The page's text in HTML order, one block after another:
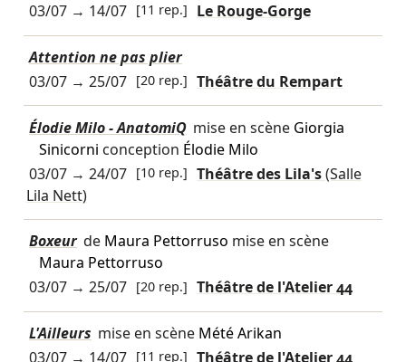
03/07→ 14/07 [11 rep.] Le Rouge-Gorge
Attention ne pas plier
03/07→ 25/07 [20 rep.] Théâtre du Rempart
Élodie Milo - AnatomiQ mise en scène Giorgia
Sinicorni conception Élodie Milo
03/07→ 24/07 [10 rep.] Théâtre des Lila's(Salle
Lila Nett)
Boxeur de Maura Pettorruso mise en scène
Maura Pettorruso
03/07→ 25/07 [20 rep.] Théâtre de l'Atelier 44
L'Ailleurs mise en scène Mété Arikan
03/07→ 14/07 [11 rep.] Théâtre de l'Atelier 44